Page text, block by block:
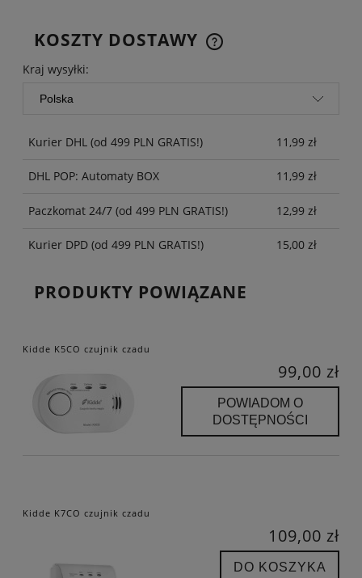
KOSZTY DOSTAWY
CENA NIE ZAWIERA EWENTUALNYCH KOSZTÓW
PŁATNOŚCI
Kraj wysyłki:
Kurier DHL (od 499 PLN GRATIS!) 11,99 zł
DHL POP: Automaty BOX 11,99 zł
Paczkomat 24/7 (od 499 PLN GRATIS!) 12,99 zł
Kurier DPD (od 499 PLN GRATIS!) 15,00 zł
PRODUKTY POWIĄZANE
Kidde K5CO czujnik czadu
99,00 zł
POWIADOM O
DOSTĘPNOŚCI
Kidde K7CO czujnik czadu
109,00 zł
DO KOSZYKA